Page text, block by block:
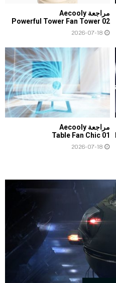
مراجعة Aecooly
Powerful Tower Fan Tower 02
2026-07-18
مراجعة Aecooly
Table Fan Chic 01
2026-07-18